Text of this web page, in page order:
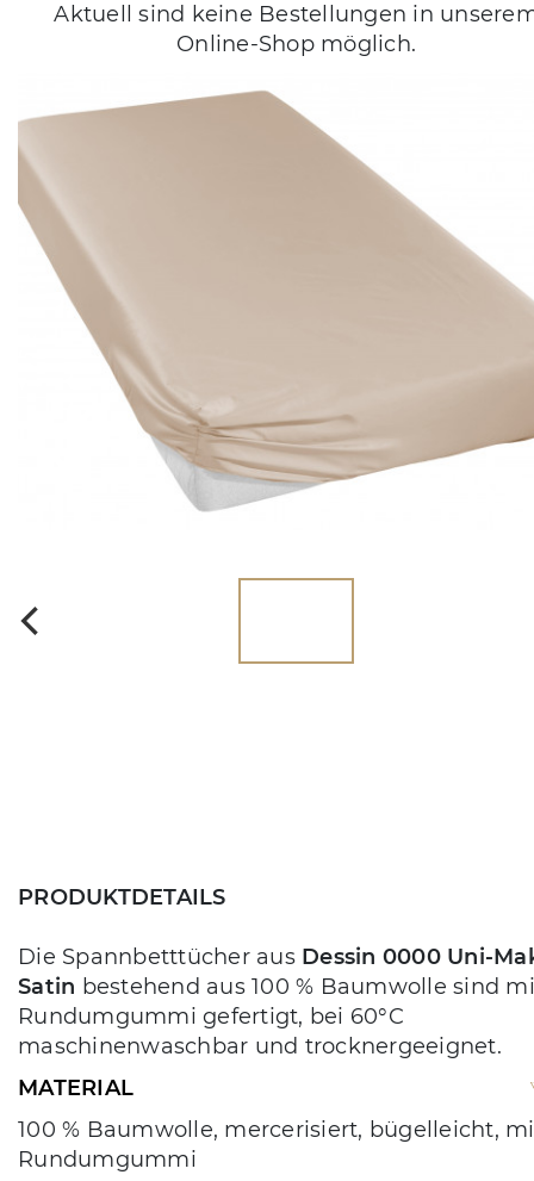
Aktuell sind keine Bestellungen in
Online-Shop möglich.
PRODUKTDETAILS
Die Spannbetttücher aus Dessin 0000 Uni-
Satin bestehend aus 100 % Baumwolle sind
Rundumgummi gefertigt, bei 60°C
maschinenwaschbar und trocknergeeignet.
MATERIAL
100 % Baumwolle, mercerisiert, bügelleicht,
Rundumgummi